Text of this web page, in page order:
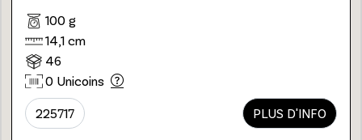
100 g
14,1 cm
46
0 Unicoins
225717 PLUS D'INFO